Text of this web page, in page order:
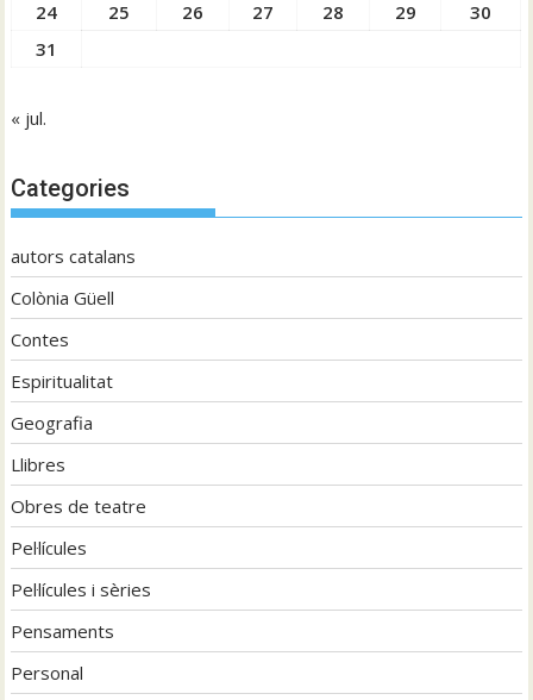
24
25 26 27 28 29
30
31
« jul.
Categories
autors catalans
Colònia Güell
Contes
Espiritualitat
Geografia
Llibres
Obres de teatre
Pel·lícules
Pel·lícules i sèries
Pensaments
Personal